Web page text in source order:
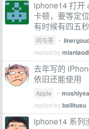
iphone14 打开
卡顿，要等定
有时候有四五
问与答 •
replied by
去年写的
依旧还能使用
Apple •
replied bybailitusu
iphone14 系列